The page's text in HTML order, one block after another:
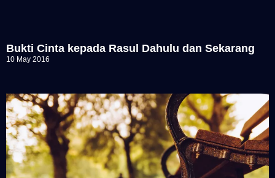
Bukti Cinta kepada Rasul Dahulu dan Sekarang
10 May 2016